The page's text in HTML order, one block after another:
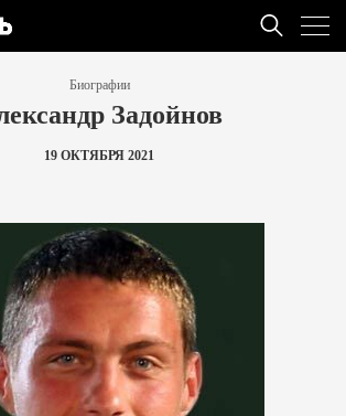
Биографии
Задойнов
19 ОКТЯБРЯ 2021